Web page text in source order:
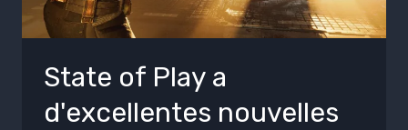
State of Play a
d'excellentes nouvelles